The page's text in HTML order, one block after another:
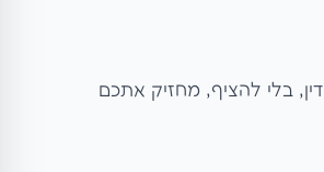
בלי להציף, מחזיק אתכם